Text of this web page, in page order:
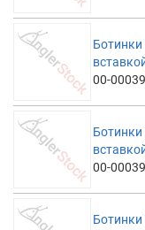
Ботинки
00-
Ботинки
00-
Ботинки